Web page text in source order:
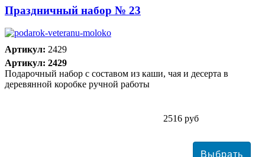
Праздничный набор № 23
Артикул: 2429
Артикул: 2429
Подарочный набор с составом из каши, чая и десерта в
деревянной коробке ручной работы
2516 руб